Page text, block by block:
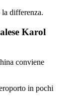
differenza.
Karol
conviene
in pochi